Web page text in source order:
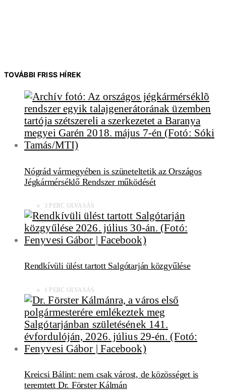
TOVÁBBI FRISS HÍREK
Nógrád vármegyében is szüneteltetik az Országos
Jégkármérséklő Rendszer működését
3 PERC OLVASÁS
Rendkívüli ülést tartott Salgótarján közgyűlése
1 PERC OLVASÁS
Kreicsi Bálint: nem csak várost, de közösséget is
teremtett Dr. Förster Kálmán